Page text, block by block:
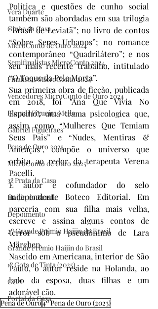
Vera Duarte
Clube da Casa
MicroConto de Ouro 2024
Semifinalistas MicroConto 2024
Finalistas MicroConto 2024
Vencedores MicroConto de Ouro 2024
Elomar Figueira Mello
Gabriel Figueiraes
Pena de Ouro 2025
MicroConto de Ouro 2025
3º Prata da Casa
Haijin do Brasil
Depoimento
2º Grande Prêmio Haijin do Brasil
Grande Prêmio Haijin do Brasil
1º Gota de Tinta (2025)
CON
Portal da Casa
Política e questões de cunho social
também são abordadas em sua trilogia
“Brasil de Leviatã”; no livro de contos
“Sobre Seres Urbanos”; no romance
contemporâneo “Quadrilátero”; e nos
seu mais recente trabalho, intitulado
“O Toque da Pele Morta”.
Sua primeira obra de ficção, publicada
em 2018, foi "Ana Que Vivia No
Espelho", uma trama psicologica que,
assim como “Mulheres Que Temiam
Seus Pais” e “Nudes, Mentiras &
Ameaças”, compõe o universo que
orbita ao redor da terapeuta Verena
Pacelli.
É autor e cofundador do selo
independente Boteco Editorial. Em
parceria com sua filha mais velha,
escreve e assina alguns contos de
terror sob o pseudônimo de Lara
Märchen.
Nascido em Americana, interior de São
Paulo, o autor reside na Holanda, ao
lado da esposa, duas filhas e um
adorável cão.
Pena de Ouro4º Pena de Ouro (2023)